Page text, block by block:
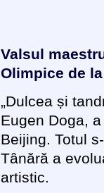
Valsul
Olimpice de
„Dulcea și
Eugen Doga,
Beijing. Totul
Tânără a
artistic.